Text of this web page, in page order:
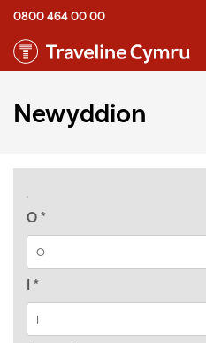
0800 464 00 00
Newyddion
O *
I *